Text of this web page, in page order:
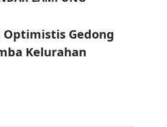
Gedong
Kelurahan